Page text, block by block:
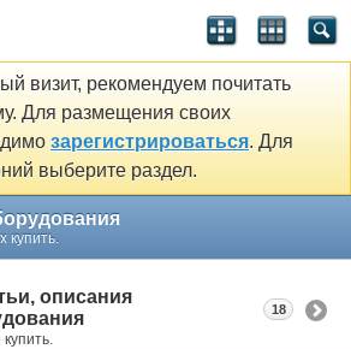
визит, рекомендуем почитать
Для размещения своих
зарегистрироваться. Для
выберите раздел.
купить.
описания
18